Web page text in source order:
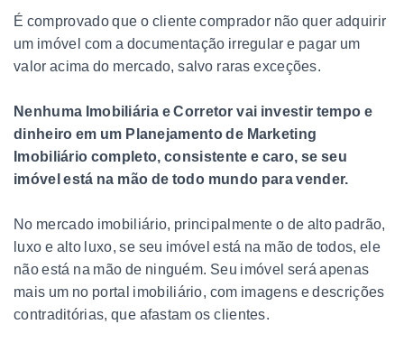
É comprovado que o cliente comprador não quer adquirir
um imóvel com a documentação irregular e pagar um
valor acima do mercado, salvo raras exceções.
Nenhuma Imobiliária e Corretor vai investir tempo e
dinheiro em um Planejamento de Marketing
Imobiliário completo, consistente e caro, se seu
imóvel está na mão de todo mundo para vender.
No mercado imobiliário, principalmente o de alto padrão,
luxo e alto luxo, se seu imóvel está na mão de todos, ele
não está na mão de ninguém. Seu imóvel será apenas
mais um no portal imobiliário, com imagens e descrições
contraditórias, que afastam os clientes.